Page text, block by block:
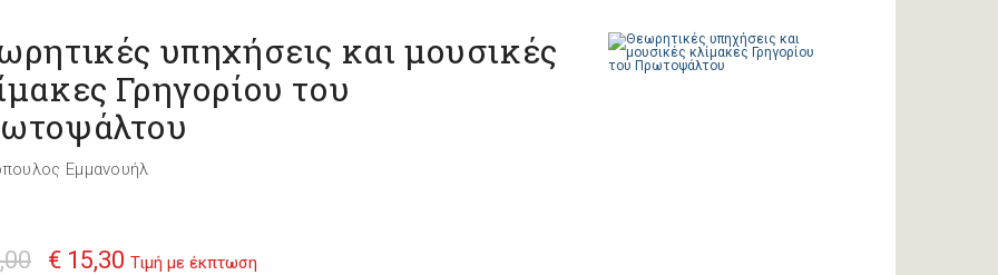
υπηχήσεις και μουσικές
Γρηγορίου του
Εμμανουήλ
€ 15,30 Τιμή με έκπτωση